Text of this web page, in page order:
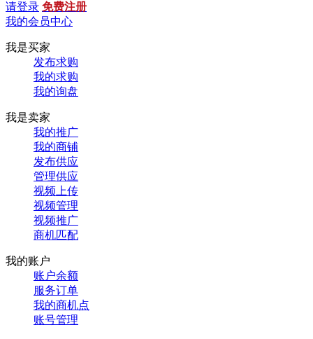
请登录 免费注册
我的会员中心
我是买家
发布求购
我的求购
我的询盘
我是卖家
我的推广
我的商铺
发布供应
管理供应
视频上传
视频管理
视频推广
商机匹配
我的账户
账户余额
服务订单
我的商机点
账号管理